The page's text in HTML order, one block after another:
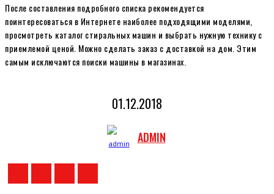
После составления подробного списка рекомендуется
поинтересоваться в Интернете наиболее подходящими моделями,
просмотреть каталог стиральных машин и выбрать нужную технику с
приемлемой ценой. Можно сделать заказ с доставкой на дом. Этим
самым исключаются поиски машины в магазинах.
01.12.2018
ADMIN